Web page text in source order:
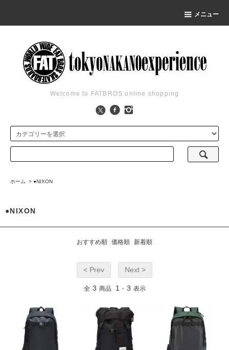
メニュー
Welcome to FATBROS online shopping
ホーム > ●NIXON
●NIXON
おすすめ順 価格順 新着順
< Prev Next >
全 3 商品 1 - 3 表示